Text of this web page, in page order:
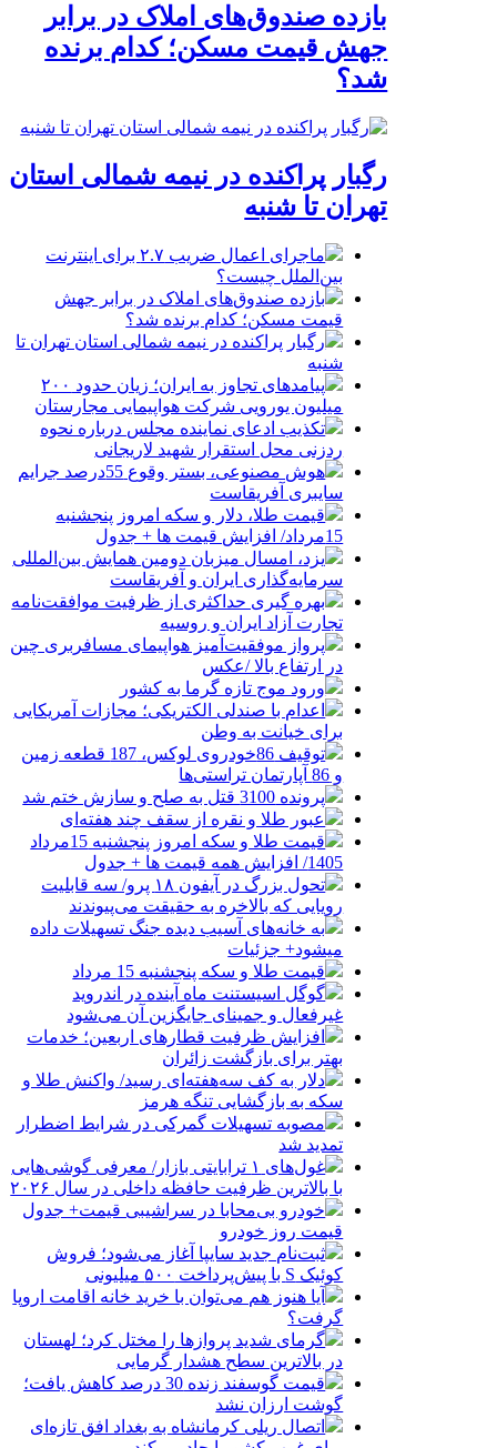
بازده صندوق‌های املاک در برابر
جهش قیمت مسکن؛ کدام برنده
شد؟
رگبار پراکنده در نیمه شمالی استان
تهران تا شنبه
ماجرای اعمال ضریب ۲.۷ برای اینترنت
بین‌الملل چیست؟
بازده صندوق‌های املاک در برابر جهش
قیمت مسکن؛ کدام برنده شد؟
رگبار پراکنده در نیمه شمالی استان تهران تا
شنبه
پیامدهای تجاوز به ایران؛ زیان حدود ۲۰۰
میلیون یورویی شرکت هواپیمایی مجارستان
تکذیب ادعای نماینده مجلس درباره نحوه
ردزنی محل استقرار شهید لاریجانی
هوش مصنوعی، بستر وقوع 55درصد جرایم
سایبری آفریقاست
قیمت طلا، دلار و سکه امروز پنجشنبه
15مرداد/ افزایش قیمت ها + جدول
یزد، امسال میزبان دومین همایش بین‌المللی
سرمایه‌گذاری ایران و آفریقاست
بهره گیری حداکثری از ظرفیت موافقت‌نامه
تجارت آزاد ایران و روسیه
پرواز موفقیت‌آمیز هواپیمای مسافربری چین
در ارتفاع بالا /عکس
ورود موج تازه گرما به کشور
اعدام با صندلی الکتریکی؛ مجازات آمریکایی
برای خیانت به وطن
توقیف 86خودروی لوکس، 187 قطعه زمین
و 86 آپارتمان تراستی‌ها
پرونده 3100 قتل به صلح و سازش ختم شد
عبور طلا و نقره از سقف چند هفته‌ای
قیمت طلا و سکه امروز پنجشنبه 15مرداد
1405/ افزایش همه قیمت ها + جدول
تحول بزرگ در آیفون ۱۸ پرو/ سه قابلیت
رویایی که بالاخره به حقیقت می‌پیوندند
به خانه‌های آسیب دیده جنگ تسهیلات داده
میشود+ جزئیات
قیمت طلا و سکه پنجشنبه 15 مرداد
گوگل اسیستنت ماه آینده در اندروید
غیرفعال و جمینای جایگزین آن می‌شود
افزایش ظرفیت قطارهای اربعین؛ خدمات
بهتر برای بازگشت زائران
دلار به کف سه‌هفته‌ای رسید/ واکنش طلا و
سکه به بازگشایی تنگه هرمز
مصوبه تسهیلات گمرکی در شرایط اضطرار
تمدید شد
غول‌های ۱ ترابایتی بازار/ معرفی گوشی‌هایی
با بالاترین ظرفیت حافظه داخلی در سال ۲۰۲۶
خودرو بی‌محابا در سراشیبی قیمت+ جدول
قیمت روز خودرو
ثبت‌نام جدید سایپا آغاز می‌شود؛ فروش
کوئیک S با پیش‌پرداخت ۵۰۰ میلیونی
آیا هنوز هم می‌توان با خرید خانه اقامت اروپا
گرفت؟
گرمای شدید پروازها را مختل کرد؛ لهستان
در بالاترین سطح هشدار گرمایی
قیمت گوسفند زنده 30 درصد کاهش یافت؛
گوشت ارزان نشد
اتصال ریلی کرمانشاه به بغداد افق تازه‌ای